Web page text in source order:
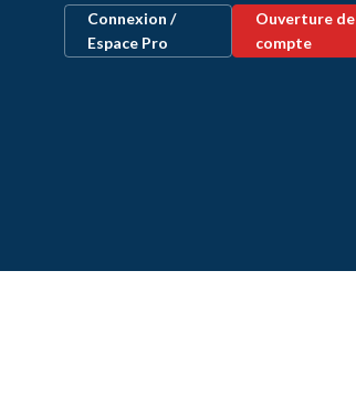
Connexion /
Espace Pro
Ouverture de
compte